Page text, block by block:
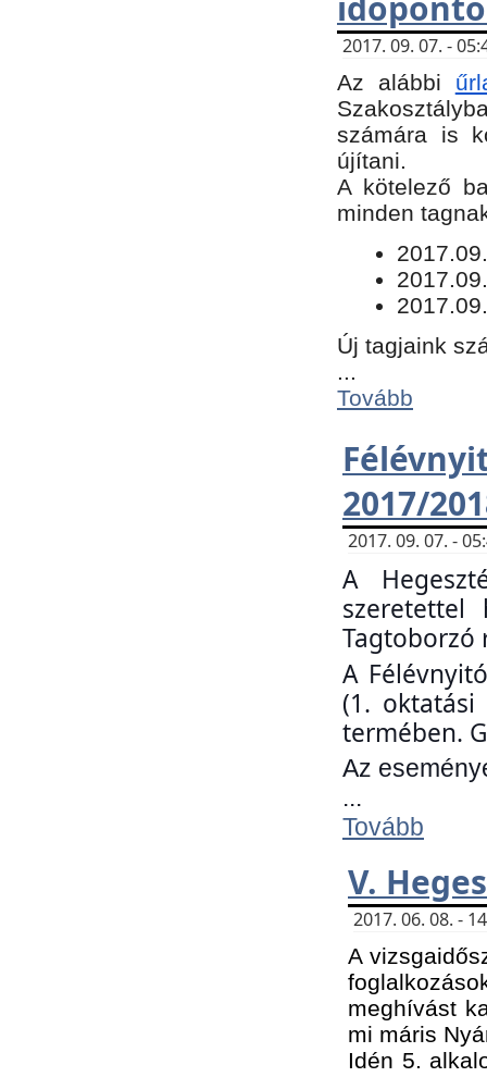
2017. 09. 07. -
Az alábbi
számára is
újítani.
​A kötelező
minden
Új tagjaink
Tovább
2017/
2017. 09. 07. -
A
Tagtoborzó
A
(1. oktatási
termében.
Az
...
Tovább
V.
2017. 06. 08. -
A
meghívást
mi máris
Idén 5.